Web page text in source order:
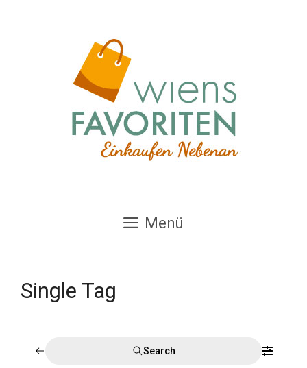
Menü
Single Tag
Search